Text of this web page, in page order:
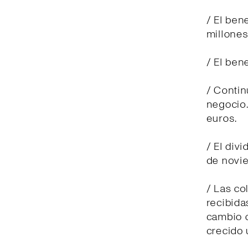
/ El
/ El
/
euros.
/ El
de
/ Las
cambio
crecido